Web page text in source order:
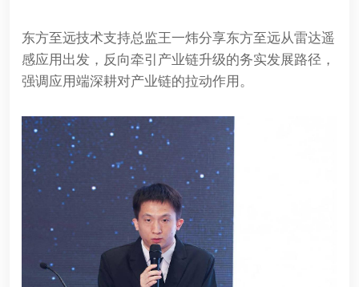
东方至远技术支持总监王一炜分享东方至远从雷达遥
感应用出发，反向牵引产业链升级的务实发展路径，
强调应用端深耕对产业链的拉动作用。